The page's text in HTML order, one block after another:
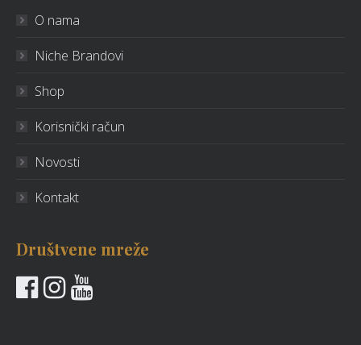
O nama
Niche Brandovi
Shop
Korisnički račun
Novosti
Kontakt
Društvene mreže